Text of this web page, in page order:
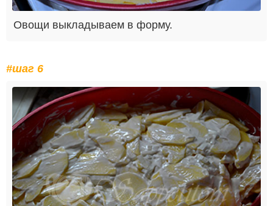
Овощи выкладываем в форму.
#шаг 6